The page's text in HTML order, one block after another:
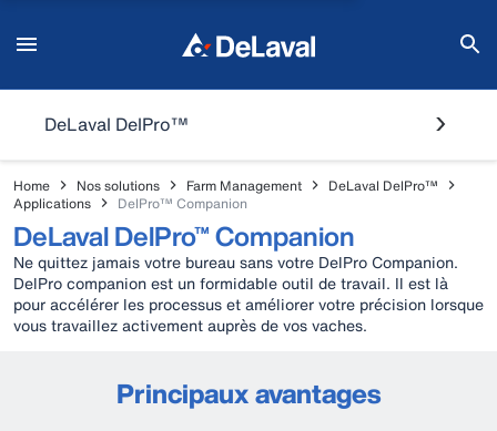
DeLaval DelPro™
Home Nos solutions Farm Management
DeLaval DelPro™
Applications
DelPro™ Companion
DeLaval DelPro™ Companion
Ne quittez jamais votre bureau sans votre DelPro Companion.
DelPro companion est un formidable outil de travail. Il est là
pour accélérer les processus et améliorer votre précision lorsque
vous travaillez activement auprès de vos vaches.
Principaux avantages